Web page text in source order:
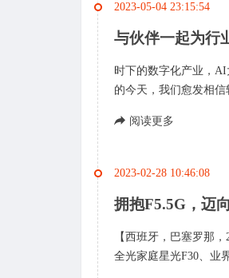
2023-05-04 23:15:54
与伙伴一起为行
时下的数字化产业，
的今天，我们愈发相
阅读更多
2023-02-28 10:46:08
拥抱F5.5G，迈
【西班牙，巴塞罗那
全光家庭星光F30、业